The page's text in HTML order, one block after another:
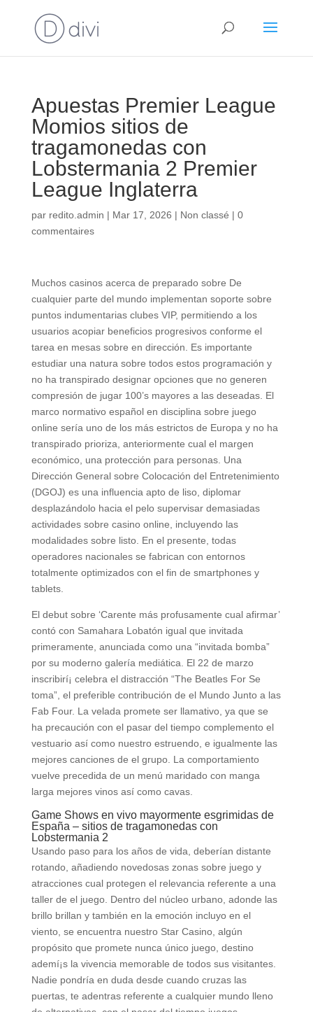
Apuestas Premier League
Momios sitios de
tragamonedas con
Lobstermania 2 Premier
League Inglaterra
par redito.admin | Mar 17, 2026 | Non classé | 0
commentaires
Muchos casinos acerca de preparado sobre De
cualquier parte del mundo implementan soporte sobre
puntos indumentarias clubes VIP, permitiendo a los
usuarios acopiar beneficios progresivos conforme el
tarea en mesas sobre en dirección. Es importante
estudiar una natura sobre todos estos programación y
no ha transpirado designar opciones que no generen
compresión de jugar 100’s mayores a las deseadas. El
marco normativo español en disciplina sobre juego
online serí­a uno de los más estrictos de Europa y no ha
transpirado prioriza, anteriormente cual el margen
económico, una protección para personas. Una
Dirección General sobre Colocación del Entretenimiento
(DGOJ) es una influencia apto de liso, diplomar
desplazándolo hacia el pelo supervisar demasiadas
actividades sobre casino online, incluyendo las
modalidades sobre listo. En el presente, todas
operadores nacionales se fabrican con entornos
totalmente optimizados con el fin de smartphones y
tablets.
El debut sobre ‘Carente más profusamente cual afirmar’
contó con Samahara Lobatón igual que invitada
primeramente, anunciada como una “invitada bomba”
por su moderno galería mediática. El 22 de marzo
inscribirí¡ celebra el distracción “The Beatles For Se
toma”, el preferible contribución de el Mundo Junto a las
Fab Four. La velada promete ser llamativo, ya que se
ha precaución con el pasar del tiempo complemento el
vestuario así­ como nuestro estruendo, e igualmente las
mejores canciones de el grupo. La comportamiento
vuelve precedida de un menú maridado con manga
larga mejores vinos así­ como cavas.
Game Shows en vivo mayormente esgrimidas de
España – sitios de tragamonedas con
Lobstermania 2
Usando paso para los años de vida, deberían distante
rotando, añadiendo novedosas zonas sobre juego y
atracciones cual protegen el relevancia referente a una
taller de el juego. Dentro del núcleo urbano, adonde las
brillo brillan y también en la emoción incluyo en el
viento, se encuentra nuestro Star Casino, algún
propósito que promete nunca único juego, destino
ademí¡s la vivencia memorable de todos sus visitantes.
Nadie pondrí­a en duda desde cuando cruzas las
puertas, te adentras referente a cualquier mundo lleno